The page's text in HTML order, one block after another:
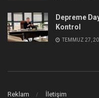
Depreme
Kontrol
TEMMUZ 27,
Reklam İletişim